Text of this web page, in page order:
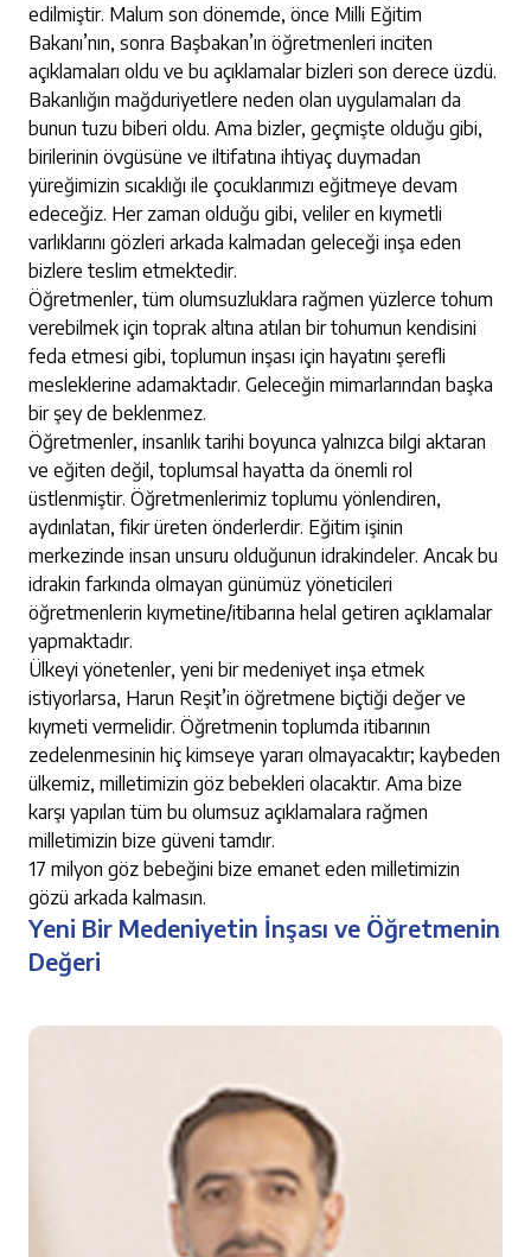
Yeni Bir Medeniyetin İnşası ve Öğretmenin
Değeri
edilmiştir. Malum son dönemde, önce Milli Eğitim
Bakanı’nın, sonra Başbakan’ın öğretmenleri inciten
açıklamaları oldu ve bu açıklamalar bizleri son derece üzdü.
Bakanlığın mağduriyetlere neden olan uygulamaları da
bunun tuzu biberi oldu. Ama bizler, geçmişte olduğu gibi,
birilerinin övgüsüne ve iltifatına ihtiyaç duymadan
yüreğimizin sıcaklığı ile çocuklarımızı eğitmeye devam
edeceğiz. Her zaman olduğu gibi, veliler en kıymetli
varlıklarını gözleri arkada kalmadan geleceği inşa eden
bizlere teslim etmektedir.
Öğretmenler, tüm olumsuzluklara rağmen yüzlerce tohum
verebilmek için toprak altına atılan bir tohumun kendisini
feda etmesi gibi, toplumun inşası için hayatını şerefli
mesleklerine adamaktadır. Geleceğin mimarlarından başka
bir şey de beklenmez.
Öğretmenler, insanlık tarihi boyunca yalnızca bilgi aktaran
ve eğiten değil, toplumsal hayatta da önemli rol
üstlenmiştir. Öğretmenlerimiz toplumu yönlendiren,
aydınlatan, fikir üreten önderlerdir. Eğitim işinin
merkezinde insan unsuru olduğunun idrakindeler. Ancak bu
idrakin farkında olmayan günümüz yöneticileri
öğretmenlerin kıymetine/itibarına helal getiren açıklamalar
yapmaktadır.
Ülkeyi yönetenler, yeni bir medeniyet inşa etmek
istiyorlarsa, Harun Reşit’in öğretmene biçtiği değer ve
kıymeti vermelidir. Öğretmenin toplumda itibarının
zedelenmesinin hiç kimseye yararı olmayacaktır; kaybeden
ülkemiz, milletimizin göz bebekleri olacaktır. Ama bize
karşı yapılan tüm bu olumsuz açıklamalara rağmen
milletimizin bize güveni tamdır.
17 milyon göz bebeğini bize emanet eden milletimizin
gözü arkada kalmasın.